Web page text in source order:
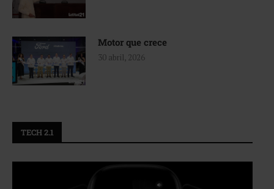
Motor que crece
30 abril, 2026
TECH 2.1